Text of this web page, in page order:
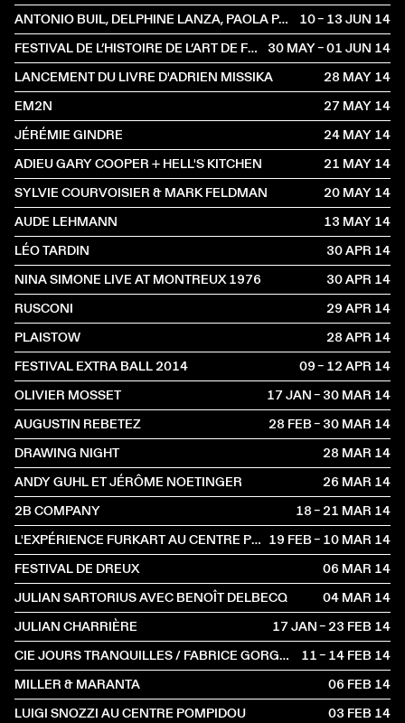
ANTONIO BUIL, DELPHINE LANZA, PAOLA PAGANI ET DORIAN ROSSEL
10 – 13 JUN2014
FESTIVAL DE L’HISTOIRE DE L’ART DE FONTAINEBLEAU
30 MAY – 01 JUN2014
LANCEMENT DU LIVRE D'ADRIEN MISSIKA
28 MAY2014
EM2N
27 MAY2014
JÉRÉMIE GINDRE
24 MAY2014
ADIEU GARY COOPER + HELL'S KITCHEN
21 MAY2014
SYLVIE COURVOISIER & MARK FELDMAN
20 MAY2014
AUDE LEHMANN
13 MAY2014
LÉO TARDIN
30 APR2014
NINA SIMONE LIVE AT MONTREUX 1976
30 APR2014
RUSCONI
29 APR2014
PLAISTOW
28 APR2014
FESTIVAL EXTRA BALL 2014
09 – 12 APR2014
OLIVIER MOSSET
17 JAN – 30 MAR2014
AUGUSTIN REBETEZ
28 FEB – 30 MAR2014
DRAWING NIGHT
28 MAR2014
ANDY GUHL ET JÉRÔME NOETINGER
26 MAR2014
2B COMPANY
18 – 21 MAR2014
L'EXPÉRIENCE FURKART AU CENTRE POMPIDOU 19 FEB – 10 MAR2014
FESTIVAL DE DREUX
06 MAR2014
JULIAN SARTORIUS AVEC BENOÎT DELBECQ
04 MAR2014
JULIAN CHARRIÈRE
17 JAN – 23 FEB2014
CIE JOURS TRANQUILLES / FABRICE GORGERAT
11 – 14 FEB2014
MILLER & MARANTA
06 FEB2014
LUIGI SNOZZI AU CENTRE POMPIDOU
03 FEB2014